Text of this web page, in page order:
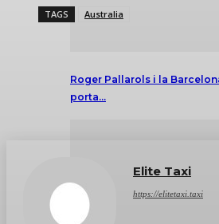
Roger Pallarols i la
porta…
TAGS Australia
Elite Taxi
https://elitetaxi.taxi